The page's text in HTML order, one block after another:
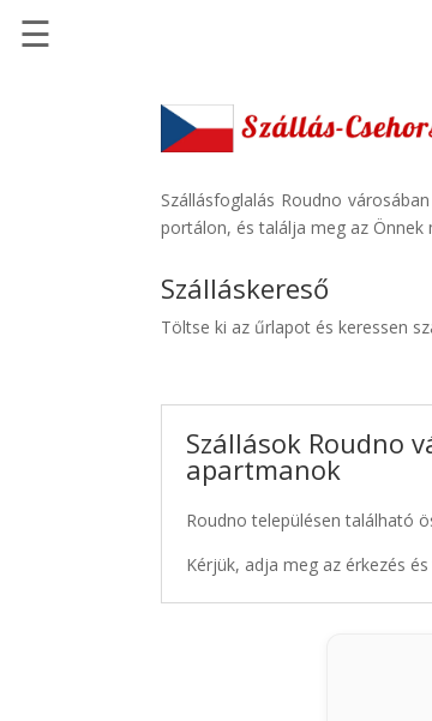
Szállásinfo.eu
Repülőjegy
pénzvisszatérítéssel
Autóbérlés
☰
Szállásfoglalás Roudno
portálon, és találja meg az Önnek
Szálláskereső
Töltse ki az űrlapot és keressen
Szállások Roudno
apartmanok
Roudno településen található
Kérjük, adja meg az érkezés